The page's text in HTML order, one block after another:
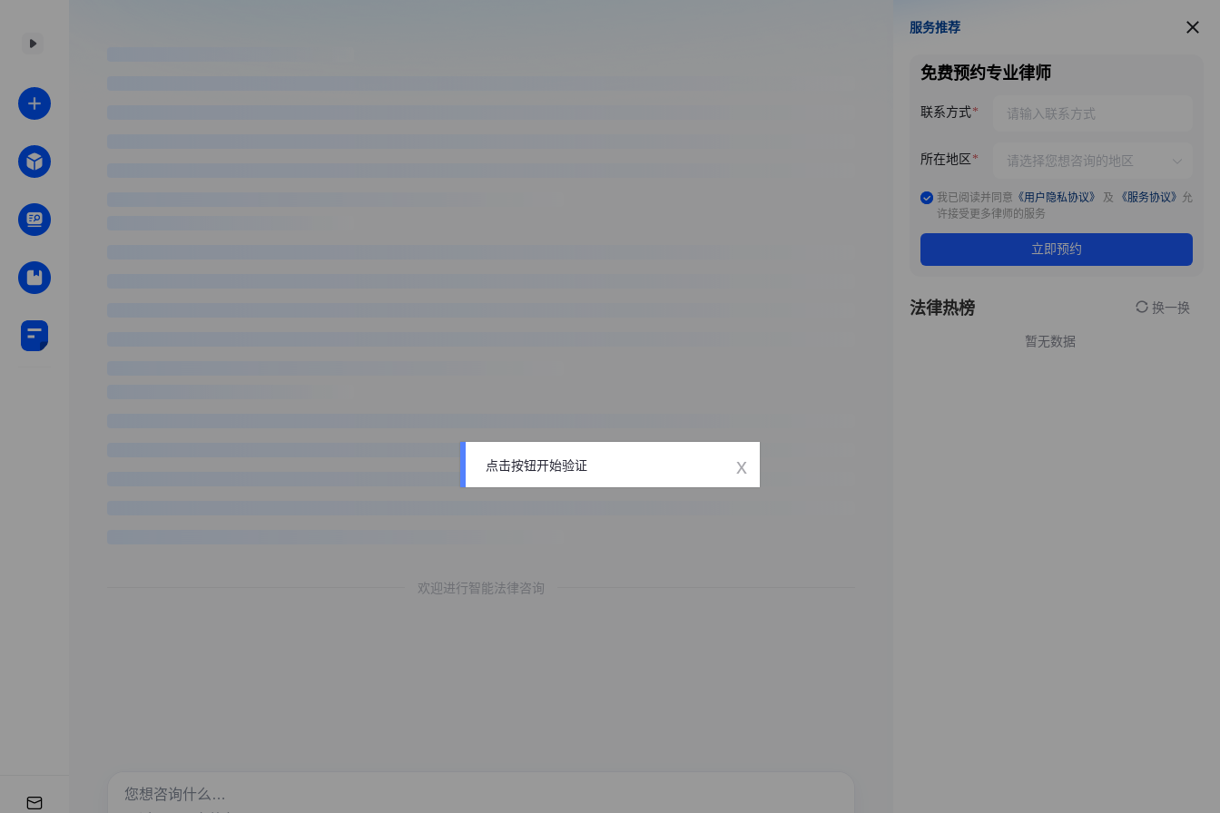
欢迎进行智能法律咨询
服务推荐
服务推荐
免费预约专业律师
联系方式
所在地区
我已阅读并同意 《用户隐私协议》 及 《服务协议》 允
许接受更多律师的服务
立即预约
法律热榜 换一换
暂无数据
点击按钮开始验证 x